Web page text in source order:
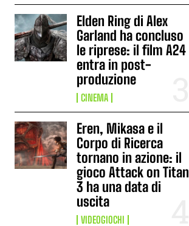
Elden Ring di Alex
Garland ha concluso
le riprese: il film A24
entra in post-
produzione
CINEMA
Eren, Mikasa e il
Corpo di Ricerca
tornano in azione: il
gioco Attack on Titan
3 ha una data di
uscita
VIDEOGIOCHI